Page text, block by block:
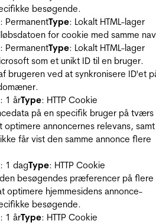
besøgende.
: PermanentType: Lokalt HTML-lager
for cookie med samme
: PermanentType: Lokalt HTML-lager
som et unikt ID til en bruger.
brugeren ved at synkronisere ID'et
: 1 årType: HTTP Cookie
på en specifik bruger på tværs
optimere annoncernes relevans, samt
får vist den samme annonce flere
: 1 dagType: HTTP Cookie
besøgendes præferencer på flere
optimere hjemmesidens annonce-
besøgende.
: 1 årType: HTTP Cookie